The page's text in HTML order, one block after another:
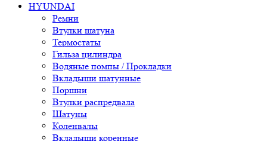
HYUNDAI
Ремни
Втулки шатуна
Термостаты
Гильза цилиндра
Водяные помпы / Прокладки
Вкладыши шатунные
Поршни
Втулки распредвала
Шатуны
Коленвалы
Вкладыши коренные